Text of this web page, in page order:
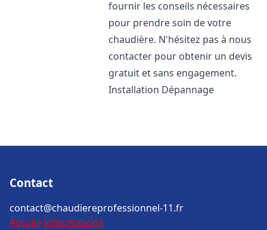
fournir les conseils nécessaires
pour prendre soin de votre
chaudière. N'hésitez pas à nous
contacter pour obtenir un devis
gratuit et sans engagement.
Installation Dépannage
Contact
contact@chaudiereprofessionnel-11.fr
Accueil Informations